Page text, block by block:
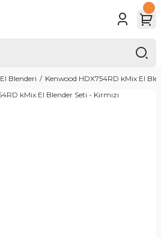
El Blenderi Kenwood HDX754RD kMix El